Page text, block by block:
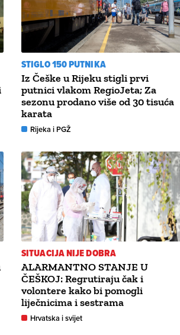
STIGLO 150 PUTNIKA
Iz Češke u Rijeku stigli prvi
putnici vlakom RegioJeta; Za
sezonu prodano više od 30 tisuća
karata
Rijeka i PGŽ
SITUACIJA NIJE DOBRA
ALARMANTNO STANJE U
ČEŠKOJ: Regrutiraju čak i
volontere kako bi pomogli
liječnicima i sestrama
Hrvatska i svijet